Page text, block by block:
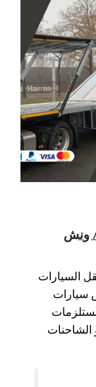
صباح الاحمد / 65557275 / ونش
السيارات
سيارات
الشاحنات